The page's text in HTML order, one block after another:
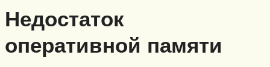
Недостаток
оперативной памяти